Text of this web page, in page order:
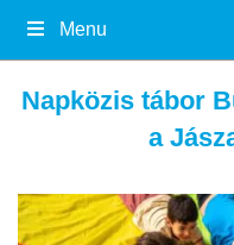
Menu
Napközis tábor
a